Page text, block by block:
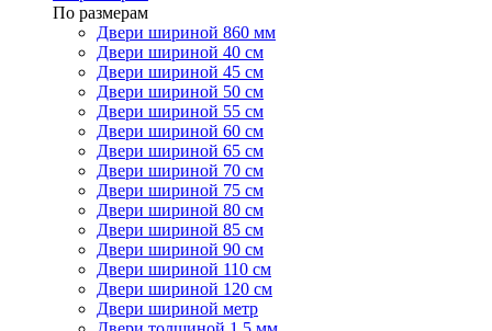
По размерам
Двери шириной 860 мм
Двери шириной 40 см
Двери шириной 45 см
Двери шириной 50 см
Двери шириной 55 см
Двери шириной 60 см
Двери шириной 65 см
Двери шириной 70 см
Двери шириной 75 см
Двери шириной 80 см
Двери шириной 85 см
Двери шириной 90 см
Двери шириной 110 см
Двери шириной 120 см
Двери шириной метр